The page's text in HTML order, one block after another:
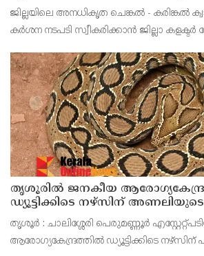
ജില്ലയിലെ അനധികൃത ചെങ്കല്‍ - കരിങ്കല്‍
കര്‍ശന നടപടി സ്വീകരിക്കാന്‍ ജില്ലാ
തൃശൂരിൽ ജനകീയ
ഡ്യൂട്ടിക്കിടെ നഴ്‌സിന് അണലിയുടെ
തൃശൂർ : ചാലിശ്ശേരി പെരുമണ്ണൂർ
ആരോഗ്യകേന്ദ്രത്തിൽ ഡ്യൂട്ടിക്കിടെ നഴ്‌സിന്